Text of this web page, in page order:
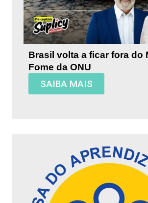
Brasil volta a ficar fora do
Fome da ONU
SAIBA MAIS